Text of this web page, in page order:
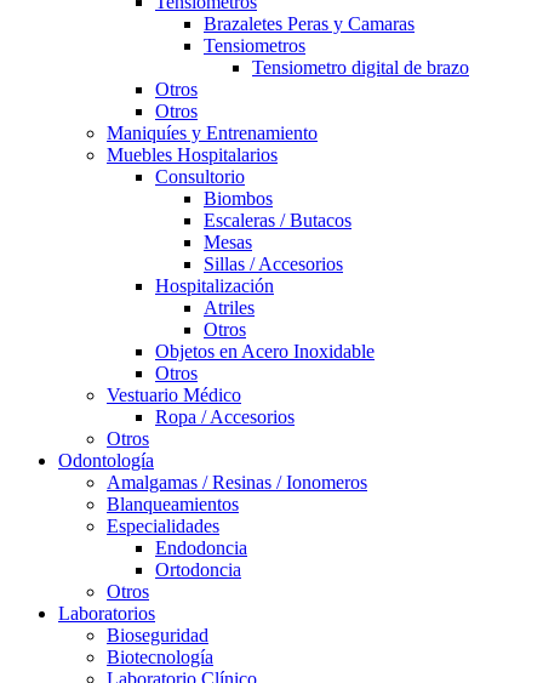
Brazaletes Peras y Camaras
Tensiometros
Tensiometro digital de brazo
Otros
Otros
Maniquíes y Entrenamiento
Muebles Hospitalarios
Consultorio
Biombos
Escaleras / Butacos
Mesas
Sillas / Accesorios
Hospitalización
Atriles
Otros
Objetos en Acero Inoxidable
Otros
Vestuario Médico
Ropa / Accesorios
Otros
Odontología
Amalgamas / Resinas / Ionomeros
Blanqueamientos
Especialidades
Endodoncia
Ortodoncia
Otros
Laboratorios
Bioseguridad
Biotecnología
Laboratorio Clínico